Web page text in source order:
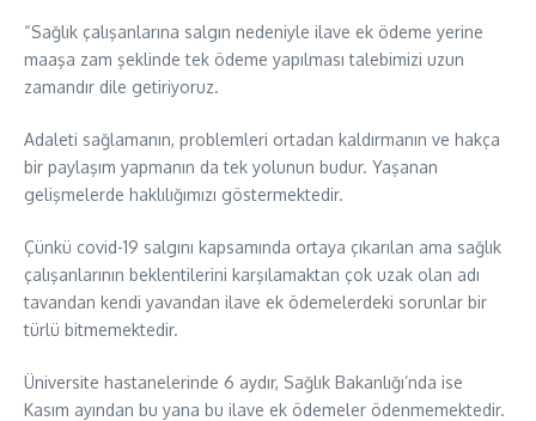
“Sağlık çalışanlarına salgın nedeniyle ilave ek ödeme yerine
maaşa zam şeklinde tek ödeme yapılması talebimizi uzun
zamandır dile getiriyoruz.
Adaleti sağlamanın, problemleri ortadan kaldırmanın ve hakça
bir paylaşım yapmanın da tek yolunun budur. Yaşanan
gelişmelerde haklılığımızı göstermektedir.
Çünkü covid-19 salgını kapsamında ortaya çıkarılan ama sağlık
çalışanlarının beklentilerini karşılamaktan çok uzak olan adı
tavandan kendi yavandan ilave ek ödemelerdeki sorunlar bir
türlü bitmemektedir.
Üniversite hastanelerinde 6 aydır, Sağlık Bakanlığı’nda ise
Kasım ayından bu yana bu ilave ek ödemeler ödenmemektedir.